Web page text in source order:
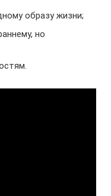
образу жизни;
но